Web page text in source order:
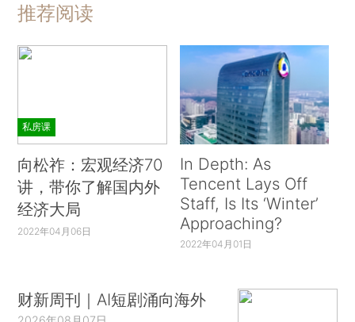
推荐阅读
私房课
向松祚：宏观经济70
讲，带你了解国内外
经济大局
2022年04月06日
In Depth: As
Tencent Lays Off
Staff, Is Its ‘Winter’
Approaching?
2022年04月01日
财新周刊｜AI短剧涌向海外